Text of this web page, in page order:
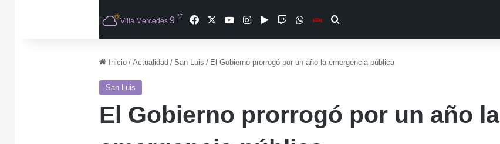
Villa Mercedes 9 ℃ FacebookYouTubeInstagramGoogle Play
TwitchWhatsAppEscuchanos en Vivo
Inicio / Actualidad / San Luis / El Gobierno prorrogó por un año la emergencia pública
San Luis
El Gobierno prorrogó por un año la